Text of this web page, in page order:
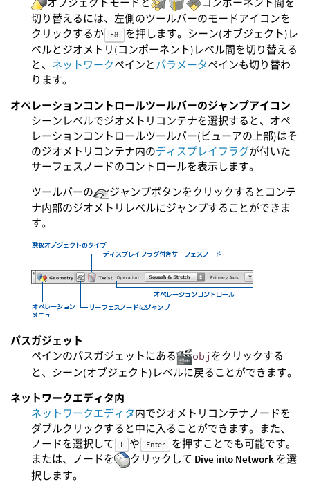
切り替えるには、左側のツールバーのモードアイコンを
クリックするか
F8
を押します。シーン(オブジェクト)レ
ベルとジオメトリ(コンポーネント)レベル間を切り替える
と、 ネットワークペインと パラメータペインも切り替わ
ります。
オペレーションコントロールツールバーのジャンプアイコン
シーンレベルでジオメトリコンテナを選択すると、オペ
レーションコントロールツールバー(ビューアの上部)はそ
のジオメトリコンテナ内のディスプレイフラグが付いた
サーフェスノードのコントロールを表示します。
ツールバーの
ジャンプボタンをクリックするとコンテ
ナ内部のジオメトリレベルにジャンプすることができま
す。
パスガジェット
ペインのパスガジェットにある
obj をクリックする
と、シーン(オブジェクト)レベルに戻ることができます。
ネットワークエディタ内
ネットワークエディタ内でジオメトリコンテナノードを
ダブルクリックすると中に入ることができます。また、
ノードを選択して
I や Enter
を押すことでも可能です。
または、ノードを
クリックして Dive into Networkを選
択します。